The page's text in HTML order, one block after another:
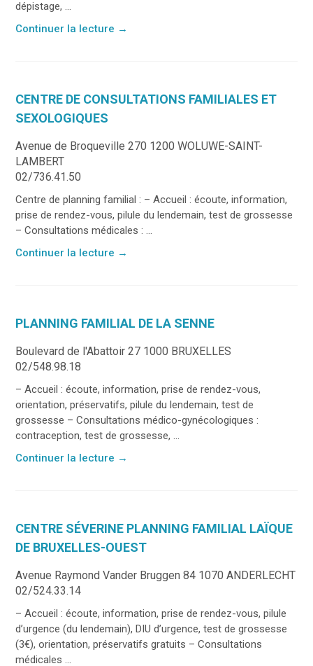
dépistage, ...
Continuer la lecture →
CENTRE DE CONSULTATIONS FAMILIALES ET
SEXOLOGIQUES
Avenue de Broqueville 270 1200 WOLUWE-SAINT-
LAMBERT
02/736.41.50
Centre de planning familial : – Accueil : écoute, information,
prise de rendez-vous, pilule du lendemain, test de grossesse
– Consultations médicales : ...
Continuer la lecture →
PLANNING FAMILIAL DE LA SENNE
Boulevard de l'Abattoir 27 1000 BRUXELLES
02/548.98.18
– Accueil : écoute, information, prise de rendez-vous,
orientation, préservatifs, pilule du lendemain, test de
grossesse – Consultations médico-gynécologiques :
contraception, test de grossesse, ...
Continuer la lecture →
CENTRE SÉVERINE PLANNING FAMILIAL LAÏQUE
DE BRUXELLES-OUEST
Avenue Raymond Vander Bruggen 84 1070 ANDERLECHT
02/524.33.14
– Accueil : écoute, information, prise de rendez-vous, pilule
d’urgence (du lendemain), DIU d’urgence, test de grossesse
(3€), orientation, préservatifs gratuits – Consultations
médicales ...